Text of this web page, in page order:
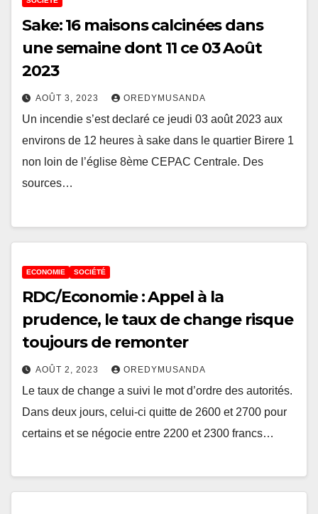
Sake: 16 maisons calcinées dans
une semaine dont 11 ce 03 Août
2023
AOÛT 3, 2023 OREDYMUSANDA
Un incendie s’est declaré ce jeudi 03 août 2023 aux
environs de 12 heures à sake dans le quartier Birere 1
non loin de l’église 8ème CEPAC Centrale. Des
sources…
ECONOMIE SOCIÉTÉ
RDC/Economie : Appel à la
prudence, le taux de change risque
toujours de remonter
AOÛT 2, 2023 OREDYMUSANDA
Le taux de change a suivi le mot d’ordre des autorités.
Dans deux jours, celui-ci quitte de 2600 et 2700 pour
certains et se négocie entre 2200 et 2300 francs…